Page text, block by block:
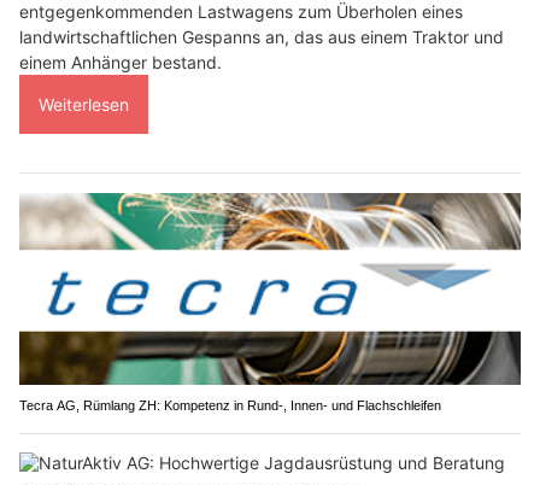
entgegenkommenden Lastwagens zum Überholen eines
landwirtschaftlichen Gespanns an, das aus einem Traktor und
einem Anhänger bestand.
Weiterlesen
Tecra AG, Rümlang ZH: Kompetenz in Rund-, Innen- und Flachschleifen